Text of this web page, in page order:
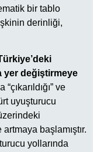
bir tablo
derinliği,
yer değiştirmeye
“çıkarıldığı” ve
uyuşturucu
artmaya başlamıştır.
yollarında